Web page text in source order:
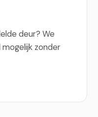
deur? We
zonder